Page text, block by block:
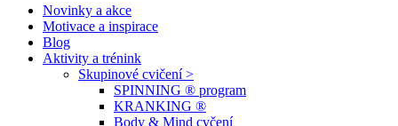
Novinky a akce
Motivace a inspirace
Blog
Aktivity a trénink
Skupinové cvičení >
SPINNING ® program
KRANKING ®
Body & Mind cvčení